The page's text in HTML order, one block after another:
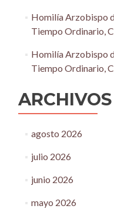
Homilía Arzobispo
Tiempo Ordinario,
Homilía Arzobispo
Tiempo Ordinario,
ARCHIVOS
agosto 2026
julio 2026
junio 2026
mayo 2026